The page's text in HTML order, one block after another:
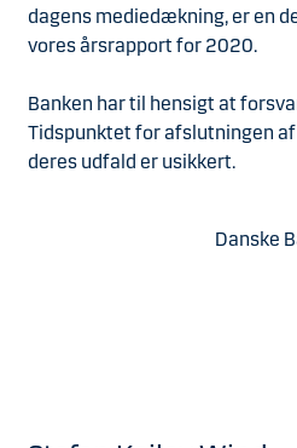
dagens mediedækning, er en
vores årsrapport for 2020.
Banken har til hensigt at
Tidspunktet for afslutningen
deres udfald er usikkert.
Danske